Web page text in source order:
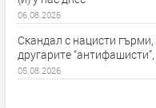
06.08.2026
Скандал с нацисти
другарите
05.08.2026